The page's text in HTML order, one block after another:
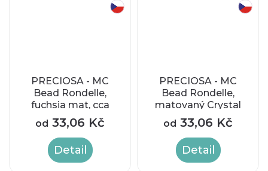
PRECIOSA - MC
Bead Rondelle,
fuchsia mat, cca
4mm
od 33,06 Kč
Detail
PRECIOSA - MC
Bead Rondelle,
matovaný Crystal
AB, cca 4mm
od 33,06 Kč
Detail